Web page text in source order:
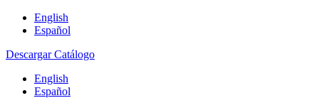
English
Español
Descargar Catálogo
English
Español